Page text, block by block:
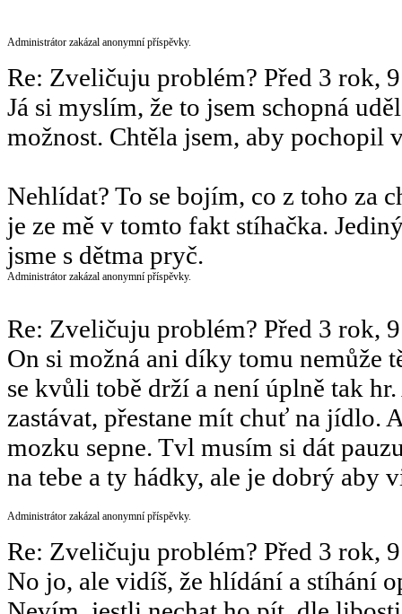
Administrátor zakázal anonymní příspěvky.
Re: Zveličuju problém? Před 3 rok,
Já si myslím, že to jsem schopná
možnost. Chtěla jsem, aby pochopil
Nehlídat? To se bojím, co z toho za
je ze mě v tomto fakt stíhačka.
jsme s dětma pryč.
Administrátor zakázal anonymní příspěvky.
Re: Zveličuju problém? Před 3 rok,
On si možná ani díky tomu nemůže
se kvůli tobě drží a není úplně tak
zastávat, přestane mít chuť na jídlo.
mozku sepne. Tvl musím si dát
na tebe a ty hádky, ale je dobrý aby
Administrátor zakázal anonymní příspěvky.
Re: Zveličuju problém? Před 3 rok,
No jo, ale vidíš, že hlídání a stíhání